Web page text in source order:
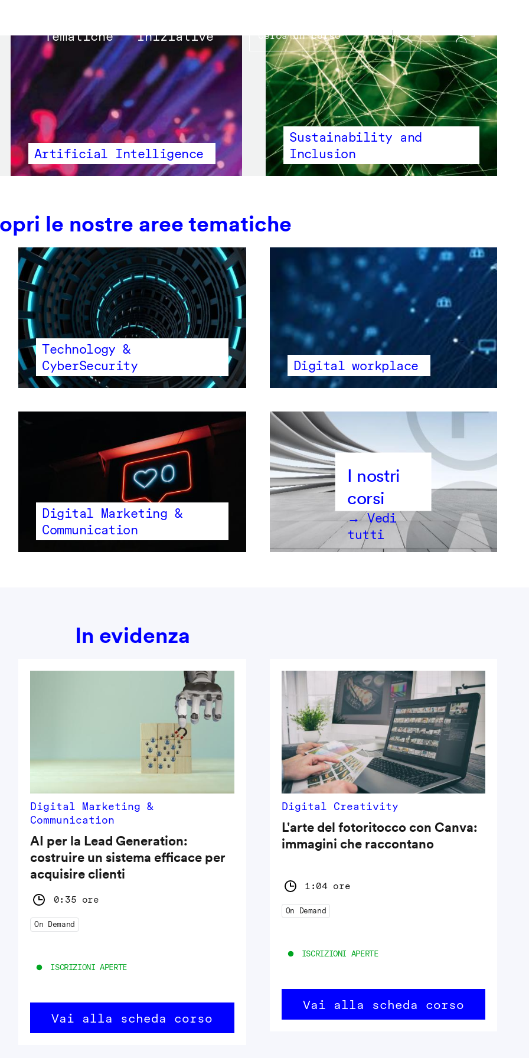
Main
navigation
Tematiche Iniziative
Artificial Intelligence
Sustainability and
Inclusion
le nostre aree tematiche
Technology &
CyberSecurity
Digital workplace
Digital Marketing &
Communication
→ Vedi
tutti
In evidenza
Digital Marketing &
Communication
AI per la Lead Generation:
costruire un sistema efficace per
acquisire clienti
0:35 ore
On Demand
ISCRIZIONI APERTE
Vai alla scheda corso
Digital Creativity
L'arte del fotoritocco con Canva:
immagini che raccontano
1:04 ore
On Demand
ISCRIZIONI APERTE
Vai alla scheda corso